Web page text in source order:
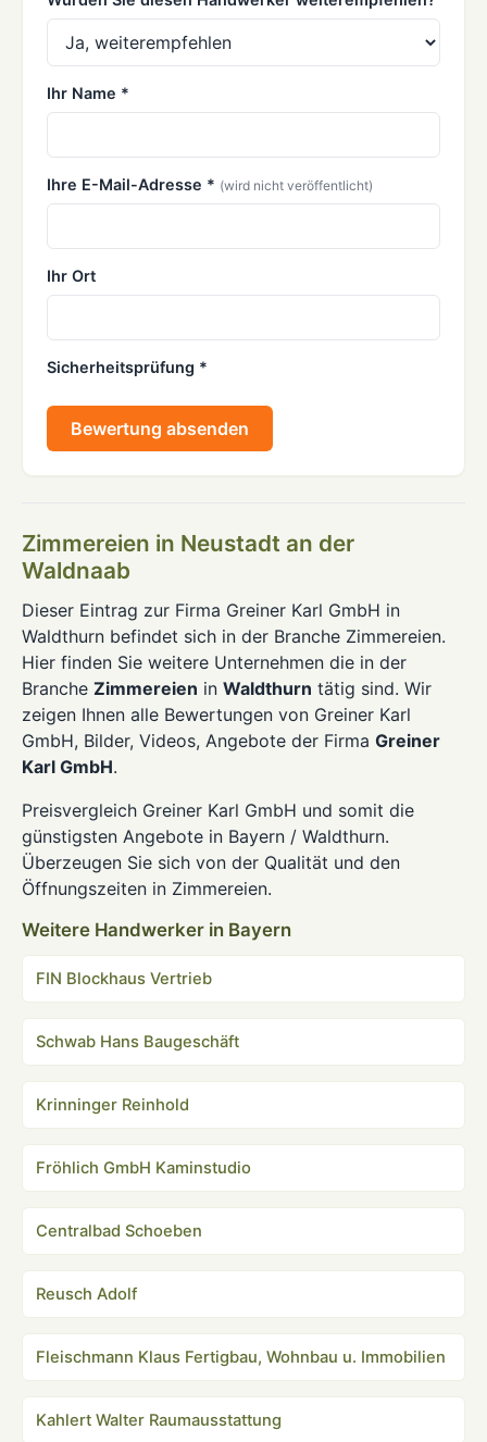
Ihr Name *
Ihre E-Mail-Adresse * (wird nicht veröffentlicht)
Ihr Ort
Sicherheitsprüfung *
Bewertung absenden
Zimmereien in Neustadt an der
Waldnaab
Dieser Eintrag zur Firma Greiner Karl GmbH in
Waldthurn befindet sich in der Branche Zimmereien.
Hier finden Sie weitere Unternehmen die in der
Branche Zimmereien in Waldthurn tätig sind. Wir
zeigen Ihnen alle Bewertungen von Greiner Karl
GmbH, Bilder, Videos, Angebote der Firma Greiner
Karl GmbH.
Preisvergleich Greiner Karl GmbH und somit die
günstigsten Angebote in Bayern / Waldthurn.
Überzeugen Sie sich von der Qualität und den
Öffnungszeiten in Zimmereien.
Weitere Handwerker in Bayern
FIN Blockhaus Vertrieb
Schwab Hans Baugeschäft
Krinninger Reinhold
Fröhlich GmbH Kaminstudio
Centralbad Schoeben
Reusch Adolf
Fleischmann Klaus Fertigbau, Wohnbau u. Immobilien
Kahlert Walter Raumausstattung